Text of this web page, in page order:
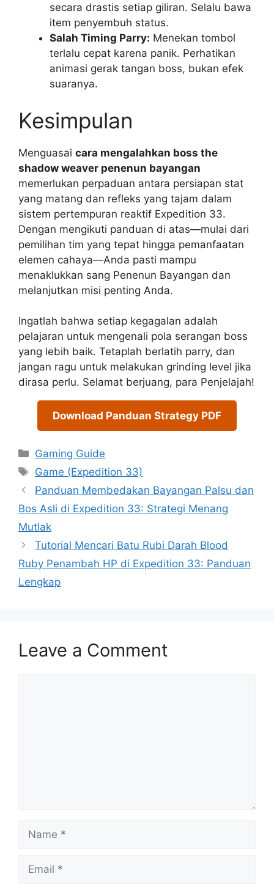
secara drastis setiap giliran. Selalu bawa
item penyembuh status.
Salah Timing Parry: Menekan tombol
terlalu cepat karena panik. Perhatikan
animasi gerak tangan boss, bukan efek
suaranya.
Kesimpulan
Menguasai cara mengalahkan boss the
shadow weaver penenun bayangan
memerlukan perpaduan antara persiapan stat
yang matang dan refleks yang tajam dalam
sistem pertempuran reaktif Expedition 33.
Dengan mengikuti panduan di atas—mulai dari
pemilihan tim yang tepat hingga pemanfaatan
elemen cahaya—Anda pasti mampu
menaklukkan sang Penenun Bayangan dan
melanjutkan misi penting Anda.
Ingatlah bahwa setiap kegagalan adalah
pelajaran untuk mengenali pola serangan boss
yang lebih baik. Tetaplah berlatih parry, dan
jangan ragu untuk melakukan grinding level jika
dirasa perlu. Selamat berjuang, para Penjelajah!
Download Panduan Strategy PDF
Categories
Gaming Guide
Tags
Game (Expedition 33)
Panduan Membedakan Bayangan Palsu dan
Bos Asli di Expedition 33: Strategi Menang
Mutlak
Tutorial Mencari Batu Rubi Darah Blood
Ruby Penambah HP di Expedition 33: Panduan
Lengkap
Leave a Comment
Name
Email